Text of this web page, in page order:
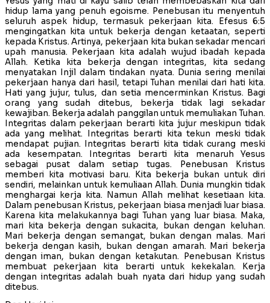
hidup lama yang penuh egoisme. Penebusan itu menyentuh
seluruh aspek hidup, termasuk pekerjaan kita. Efesus 6:5
mengingatkan kita untuk bekerja dengan ketaatan, seperti
kepada Kristus. Artinya, pekerjaan kita bukan sekadar mencari
upah manusia. Pekerjaan kita adalah wujud ibadah kepada
Allah. Ketika kita bekerja dengan integritas, kita sedang
menyatakan Injil dalam tindakan nyata. Dunia sering menilai
pekerjaan hanya dari hasil, tetapi Tuhan menilai dari hati kita.
Hati yang jujur, tulus, dan setia mencerminkan Kristus. Bagi
orang yang sudah ditebus, bekerja tidak lagi sekadar
kewajiban. Bekerja adalah panggilan untuk memuliakan Tuhan.
Integritas dalam pekerjaan berarti kita jujur meskipun tidak
ada yang melihat. Integritas berarti kita tekun meski tidak
mendapat pujian. Integritas berarti kita tidak curang meski
ada kesempatan. Integritas berarti kita menaruh Yesus
sebagai pusat dalam setiap tugas. Penebusan Kristus
memberi kita motivasi baru. Kita bekerja bukan untuk diri
sendiri, melainkan untuk kemuliaan Allah. Dunia mungkin tidak
menghargai kerja kita. Namun Allah melihat kesetiaan kita.
Dalam penebusan Kristus, pekerjaan biasa menjadi luar biasa.
Karena kita melakukannya bagi Tuhan yang luar biasa. Maka,
mari kita bekerja dengan sukacita, bukan dengan keluhan.
Mari bekerja dengan semangat, bukan dengan malas. Mari
bekerja dengan kasih, bukan dengan amarah. Mari bekerja
dengan iman, bukan dengan ketakutan. Penebusan Kristus
membuat pekerjaan kita berarti untuk kekekalan. Kerja
dengan integritas adalah buah nyata dari hidup yang sudah
ditebus.